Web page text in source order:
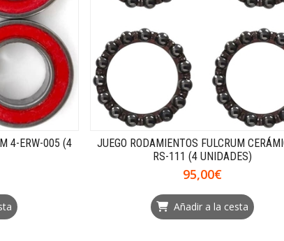
4-ERW-005 (4
JUEGO RODAMIENTOS FULCRUM
RS-111 (4 UNIDADES)
95,00€
Añadir a la cesta